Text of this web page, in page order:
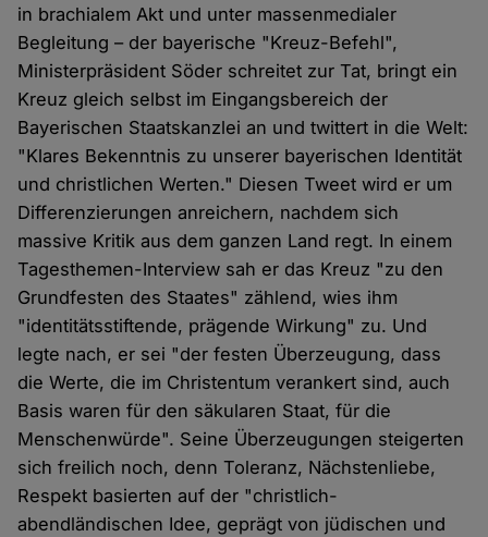
in brachialem Akt und unter massenmedialer
Begleitung – der bayerische "Kreuz-Befehl",
Ministerpräsident Söder schreitet zur Tat, bringt ein
Kreuz gleich selbst im Eingangsbereich der
Bayerischen Staatskanzlei an und twittert in die Welt:
"Klares Bekenntnis zu unserer bayerischen Identität
und christlichen Werten." Diesen Tweet wird er um
Differenzierungen anreichern, nachdem sich
massive Kritik aus dem ganzen Land regt. In einem
Tagesthemen-Interview sah er das Kreuz "zu den
Grundfesten des Staates" zählend, wies ihm
"identitätsstiftende, prägende Wirkung" zu. Und
legte nach, er sei "der festen Überzeugung, dass
die Werte, die im Christentum verankert sind, auch
Basis waren für den säkularen Staat, für die
Menschenwürde". Seine Überzeugungen steigerten
sich freilich noch, denn Toleranz, Nächstenliebe,
Respekt basierten auf der "christlich-
abendländischen Idee, geprägt von jüdischen und